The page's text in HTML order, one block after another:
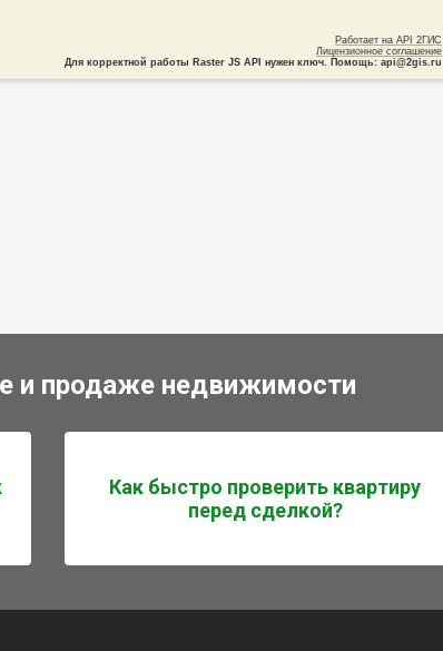
Работает на API 2ГИС
Лицензионное соглашение
Для корректной работы Raster JS API нужен ключ. Помощь: api@2gis.ru
и продаже недвижимости
Как быстро проверить квартиру
перед сделкой?